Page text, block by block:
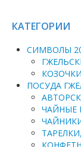
КАТЕГОРИИ
СИМВОЛЫ
ПОСУДА
ЧАЙНЫЕ